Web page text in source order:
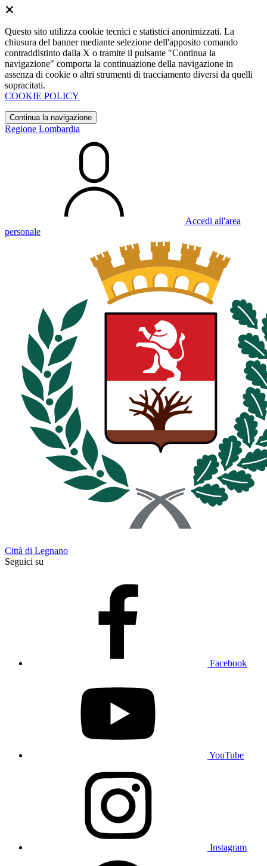
Questo sito utilizza cookie tecnici e statistici anonimizzati. La
chiusura del banner mediante selezione dell'apposito comando
contraddistinto dalla X o tramite il pulsante "Continua la
navigazione" comporta la continuazione della navigazione in
assenza di cookie o altri strumenti di tracciamento diversi da quelli
sopracitati.
COOKIE POLICY
Continua la navigazione
Regione Lombardia
Accedi all'area
personale
Città di Legnano
Seguici su
Facebook
YouTube
Instagram